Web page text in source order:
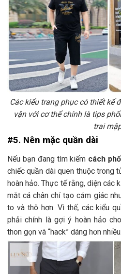
Các kiểu trang phục có thiết kế
vặn với cơ thể chính là tips
trai
#5. Nên mặc quần dài
Nếu bạn đang tìm kiếm cách
chiếc quần dài quen thuộc trong
hoàn hảo. Thực tế rằng, diện các
mắt cá chân chỉ tạo cảm giác
to và thô hơn. Vì thế, các kiểu
phải chính là gợi ý hoàn hảo
thon gọn và “hack” dáng hơn nhiều.